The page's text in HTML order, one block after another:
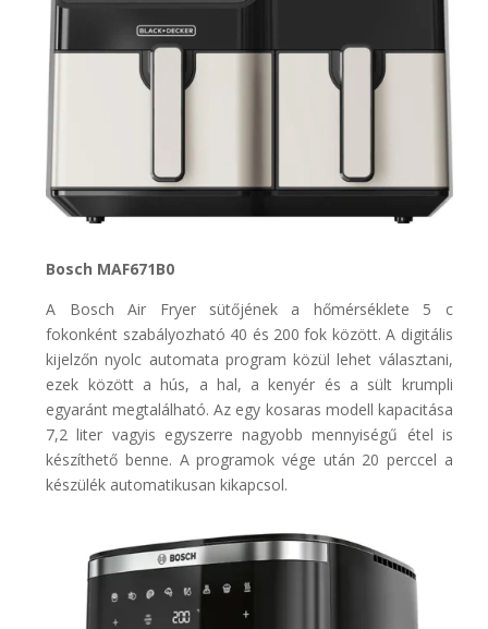
Bosch MAF671B0
A Bosch Air Fryer sütőjének a hőmérséklete 5 c
fokonként szabályozható 40 és 200 fok között. A digitális
kijelzőn nyolc automata program közül lehet választani,
ezek között a hús, a hal, a kenyér és a sült krumpli
egyaránt megtalálható. Az egy kosaras modell kapacitása
7,2 liter vagyis egyszerre nagyobb mennyiségű étel is
készíthető benne. A programok vége után 20 perccel a
készülék automatikusan kikapcsol.